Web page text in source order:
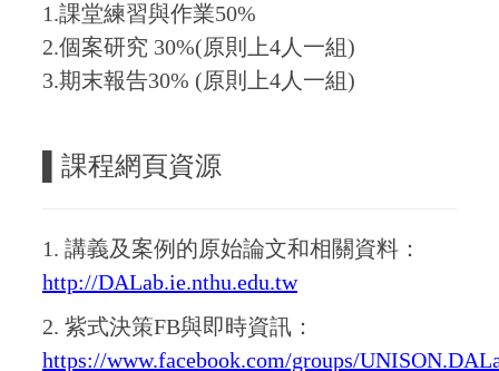
1.課堂練習與作業50%
2.個案研究 30%(原則上4人一組)
3.期末報告30% (原則上4人一組)
▌課程網頁資源
1. 講義及案例的原始論文和相關資料：
http://DALab.ie.nthu.edu.tw
2. 紫式決策FB與即時資訊：
https://www.facebook.com/groups/